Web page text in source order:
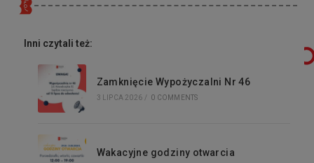
Inni czytali też:
Zamknięcie Wypożyczalni Nr 46
3 LIPCA 2026 / 0 COMMENTS
Wakacyjne godziny otwarcia